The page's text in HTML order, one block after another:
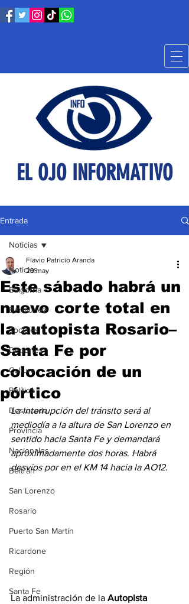
EL OJO INFORMATIVO
Entrada
Noticias
Baigorria
Bermúdez
Sociales
Deportes
Cultura
Política
Destacada
Provincia
Nacionales
Beltrán
San Lorenzo
Rosario
Puerto San Martín
Ricardone
Región
Santa Fe
Noticias
Este sábado habrá un
nuevo corte total en
la autopista Rosario–
Santa Fe por
colocación de un
pórtico
Flavio Patricio Aranda
29 may
La interrupción del tránsito será al
mediodía a la altura de San Lorenzo en
sentido hacia Santa Fe y demandará
aproximadamente dos horas. Habrá
desvíos por en el KM 14 hacia la AO12.
La administración de la Autopista